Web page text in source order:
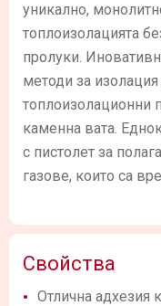
уникално,
топлоизолацията
пролуки.
методи за
топлоизолационни
каменна вата.
с пистолет за
газове, които са
Свойства
Отлична адхезия